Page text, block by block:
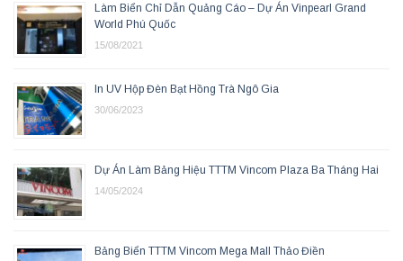
Làm Biển Chỉ Dẫn Quảng Cáo – Dự Án Vinpearl Grand
World Phú Quốc
15/08/2021
In UV Hộp Đèn Bạt Hồng Trà Ngô Gia
30/06/2023
Dự Án Làm Bảng Hiệu TTTM Vincom Plaza Ba Tháng Hai
14/05/2024
Bảng Biển TTTM Vincom Mega Mall Thảo Điền